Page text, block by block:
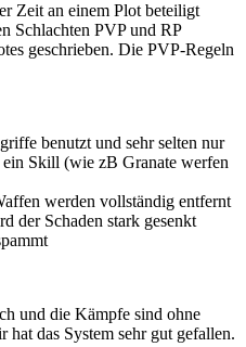
Zeit an einem Plot beteiligt
Schlachten PVP und RP
geschrieben. Die PVP-Regeln
benutzt und sehr selten nur
ein Skill (wie zB Granate werfen
werden vollständig entfernt
der Schaden stark gesenkt
und die Kämpfe sind ohne
das System sehr gut gefallen.